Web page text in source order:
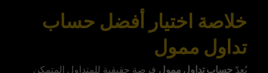
خلاصة اختيار أفضل حساب
تداول ممول
يُعدّحساب تداول ممول فرصة حقيقية للمتداول المتمكن